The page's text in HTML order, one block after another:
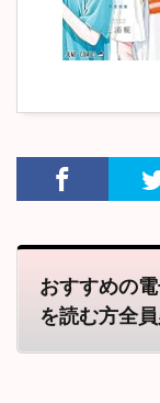
おすすめの
を読む方全